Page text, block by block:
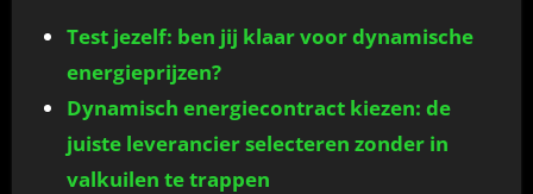
Test jezelf: ben jij klaar voor dynamische
energieprijzen?
Dynamisch energiecontract kiezen: de
juiste leverancier selecteren zonder in
valkuilen te trappen